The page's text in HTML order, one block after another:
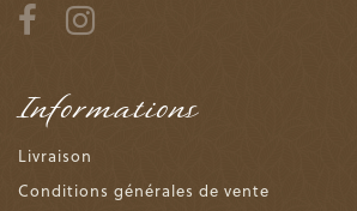
Informations
Livraison
Conditions générales de vente